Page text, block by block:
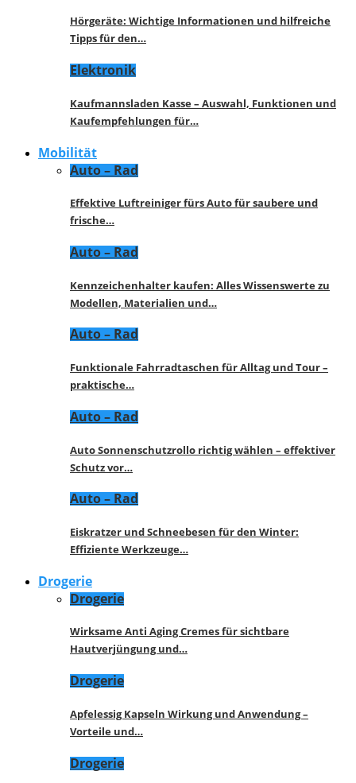
Hörgeräte: Wichtige Informationen und hilfreiche
Tipps für den…
Elektronik
Kaufmannsladen Kasse – Auswahl, Funktionen und
Kaufempfehlungen für…
Mobilität
Auto – Rad
Effektive Luftreiniger fürs Auto für saubere und
frische…
Auto – Rad
Kennzeichenhalter kaufen: Alles Wissenswerte zu
Modellen, Materialien und…
Auto – Rad
Funktionale Fahrradtaschen für Alltag und Tour –
praktische…
Auto – Rad
Auto Sonnenschutzrollo richtig wählen – effektiver
Schutz vor…
Auto – Rad
Eiskratzer und Schneebesen für den Winter:
Effiziente Werkzeuge…
Drogerie
Drogerie
Wirksame Anti Aging Cremes für sichtbare
Hautverjüngung und…
Drogerie
Apfelessig Kapseln Wirkung und Anwendung –
Vorteile und…
Drogerie